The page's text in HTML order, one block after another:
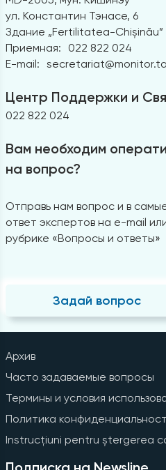
ул. Константин Тэнасе, 6
Здание „Fertilitatea-
Приемная:
022 822 024
E-mail:
Центр Поддержки и
022 822 024
Вам необходим
на вопрос?
Отправь нам вопрос и в
ответ экспертов на e-mail
рубрике «Вопросы и ответы»
Задай вопрос
Архив
Часто задаваемые вопросы
Термины и условия
Политика
Instrucțiuni pentru ștergerea